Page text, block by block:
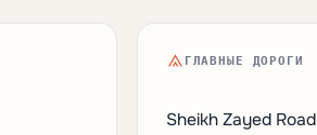
ГЛАВНЫЕ ДОРОГИ
Sheikh Zayed Road